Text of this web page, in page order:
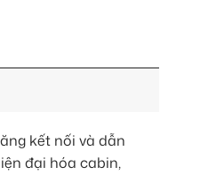
kết nối và dẫn
đại hóa cabin,